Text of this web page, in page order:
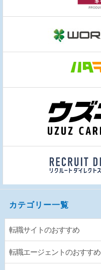
カテゴリー一覧
転職サイトのおすすめ
転職エージェントのおすすめ